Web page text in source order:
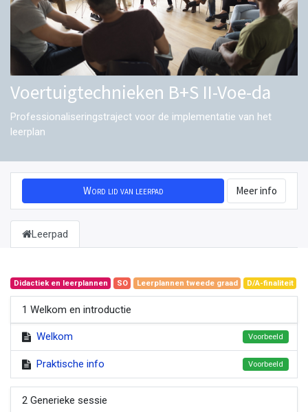
Voertuigtechnieken B+S II-Voe-da
Professionaliseringstraject voor de implementatie van het
leerplan
Word lid van leerpad Meer info
Leerpad
Didactiek en leerplannen SO Leerplannen tweede graad D/A-finaliteit
1 Welkom en introductie
Welkom Voorbeeld
Praktische info Voorbeeld
2 Generieke sessie